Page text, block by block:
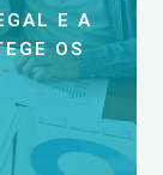
E A
OS